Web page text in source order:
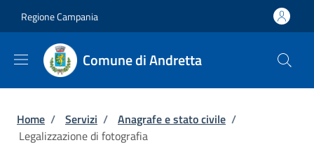
Regione Campania
Comune di Andretta
Briciole di pane
Home / Servizi / Anagrafe e stato civile /
Legalizzazione di fotografia